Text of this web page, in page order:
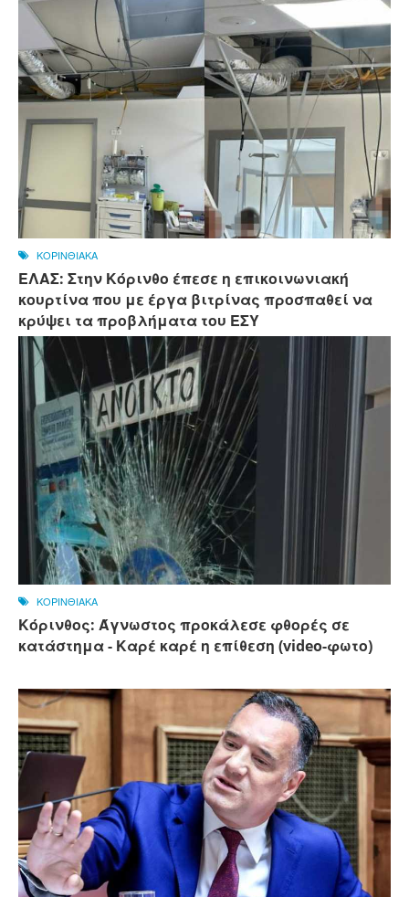
ΚΟΡΙΝΘΙΑΚΑ
ΕΛΑΣ: Στην Κόρινθο έπεσε η επικοινωνιακή
κουρτίνα που με έργα βιτρίνας προσπαθεί να
κρύψει τα προβλήματα του ΕΣΥ
ΚΟΡΙΝΘΙΑΚΑ
Κόρινθος: Άγνωστος προκάλεσε φθορές σε
κατάστημα - Καρέ καρέ η επίθεση (video-φωτο)